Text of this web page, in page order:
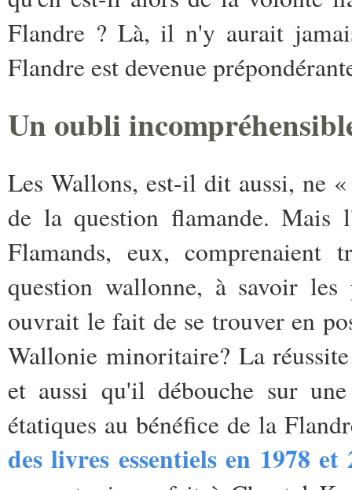
Flandre ? Là, il n'y aurait
Flandre est devenue
Un oubli
Les Wallons, est-il dit aussi, ne
de la question flamande. Mais
Flamands, eux,
question wallonne, à savoir les
ouvrait le fait de se trouver en
Wallonie minoritaire? La
et aussi qu'il débouche sur
étatiques au bénéfice de la
des livres essentiels en 1978 et